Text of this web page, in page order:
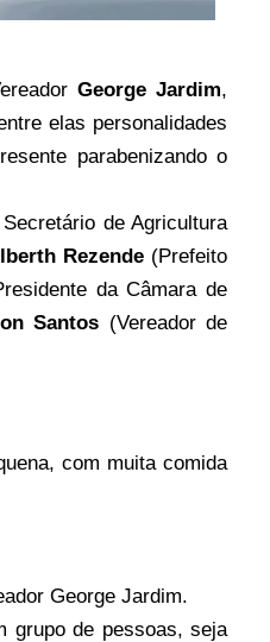
George Jardim,
elas personalidades
parabenizando o
de Agricultura
Rezende (Prefeito
da Câmara de
Santos (Vereador de
com muita comida
George Jardim.
grupo de pessoas, seja